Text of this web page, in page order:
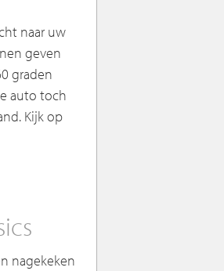
naar uw
geven
graden
auto toch
Kijk op
nagekeken